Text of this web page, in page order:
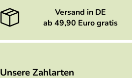
Versand in DE
ab 49,90 Euro gratis
Unsere Zahlarten